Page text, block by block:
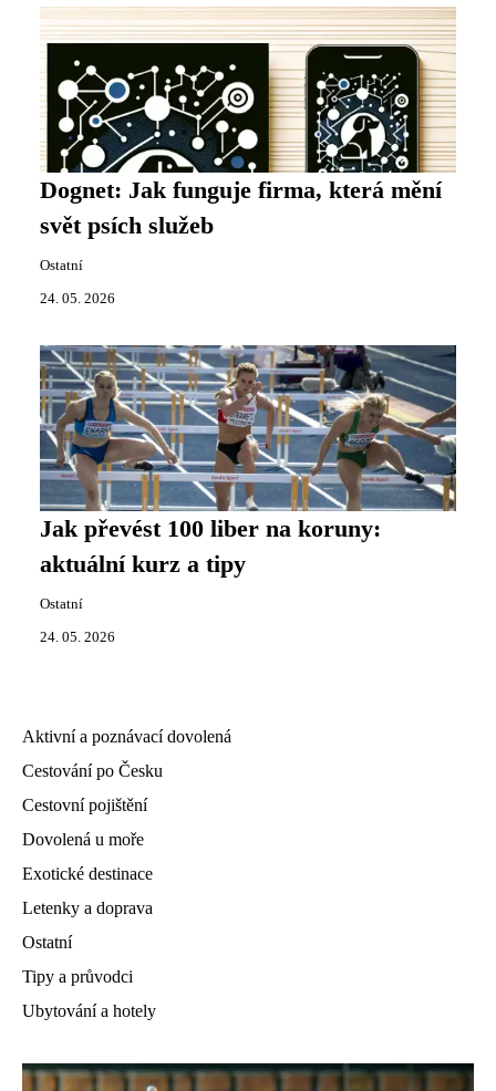
Dognet: Jak funguje firma, která mění
svět psích služeb
Ostatní
24. 05. 2026
Jak převést 100 liber na koruny:
aktuální kurz a tipy
Ostatní
24. 05. 2026
Aktivní a poznávací dovolená
Cestování po Česku
Cestovní pojištění
Dovolená u moře
Exotické destinace
Letenky a doprava
Ostatní
Tipy a průvodci
Ubytování a hotely